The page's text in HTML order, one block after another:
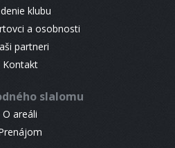
klubu
a osobnosti
partneri
Kontakt
slalomu
O areáli